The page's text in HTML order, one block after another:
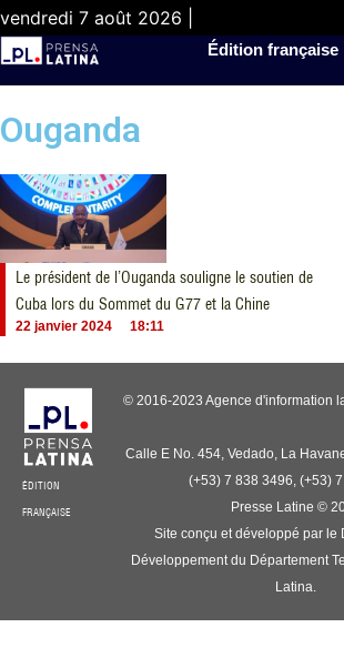
vendredi 7 août 2026 |
Édition française
Ouganda
Le président de l’Ouganda souligne le soutien de
Cuba lors du Sommet du G77 et la Chine
22 janvier 2024 18:11
ÉDITION
FRANÇAISE
© 2016-2023 Agence d'information
Calle E No. 454, Vedado, La
(+53) 7 838 3496, (+53)
Presse Latine ©
Site conçu et développé par le
Développement du Département
Latina.